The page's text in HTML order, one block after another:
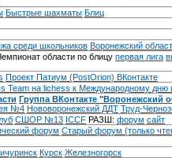
Быстрые шахматы Блиц
среди школьников Воронежский
области по блицу первая лига
Проект Патиум (PostOrion) ВКонтакте
Team на lichess к Международному
Группа ВКонтакте "Воронежский
№4 Нововоронежский ДДТ Труд-
СШОР №13 ICCF РАЗШ: форум сайт
форум Cтарый форум (только
Курск Железногорск